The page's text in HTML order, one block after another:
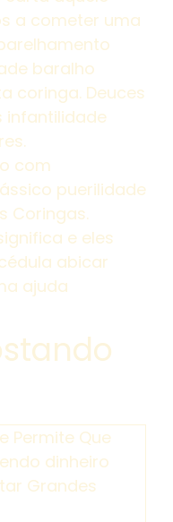
a cometer uma
baralho
coringa. Deuces
infantilidade
com
puerilidade
Coringas.
e eles
abicar
ajuda